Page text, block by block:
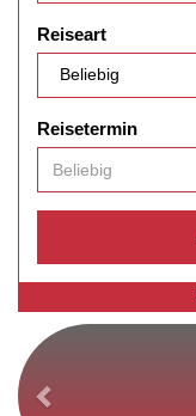
Reiseart
Reisetermin